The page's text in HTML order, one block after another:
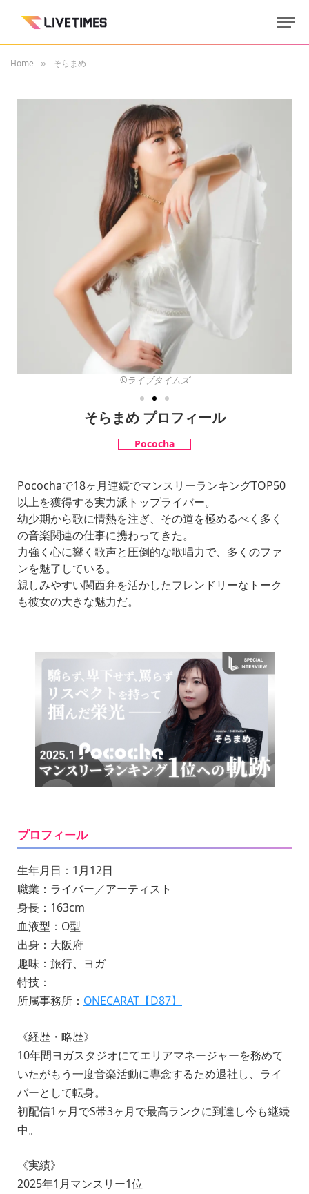
Home » そらまめ
©︎ライブタイムズ
そらまめ プロフィール
Pococha
Pocochaで18ヶ月連続でマンスリーランキングTOP50
以上を獲得する実力派トップライバー。
幼少期から歌に情熱を注ぎ、その道を極めるべく多く
の音楽関連の仕事に携わってきた。
力強く心に響く歌声と圧倒的な歌唱力で、多くのファ
ンを魅了している。
親しみやすい関西弁を活かしたフレンドリーなトーク
も彼女の大きな魅力だ。
プロフィール
生年月日：1月12日
職業：ライバー／アーティスト
身長：163cm
血液型：O型
出身：大阪府
趣味：旅行、ヨガ
特技：
所属事務所： ONECARAT【D87】
《経歴・略歴》
10年間ヨガスタジオにてエリアマネージャーを務めて
いたがもう一度音楽活動に専念するため退社し、ライ
バーとして転身。
初配信1ヶ月でS帯3ヶ月で最高ランクに到達し今も継続
中。
《実績》
2025年1月マンスリー1位